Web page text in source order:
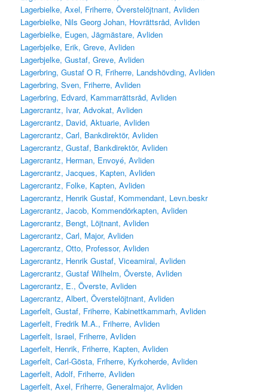
Lagerbielke, Axel, Friherre, Överstelöjtnant, Avliden
Lagerbielke, Nils Georg Johan, Hovrättsråd, Avliden
Lagerbielke, Eugen, Jägmästare, Avliden
Lagerbjelke, Erik, Greve, Avliden
Lagerbjelke, Gustaf, Greve, Avliden
Lagerbring, Gustaf O R, Friherre, Landshövding, Avliden
Lagerbring, Sven, Friherre, Avliden
Lagerbring, Edvard, Kammarrättsråd, Avliden
Lagercrantz, Ivar, Advokat, Avliden
Lagercrantz, David, Aktuarie, Avliden
Lagercrantz, Carl, Bankdirektör, Avliden
Lagercrantz, Gustaf, Bankdirektör, Avliden
Lagercrantz, Herman, Envoyé, Avliden
Lagercrantz, Jacques, Kapten, Avliden
Lagercrantz, Folke, Kapten, Avliden
Lagercrantz, Henrik Gustaf, Kommendant, Levn.beskr
Lagercrantz, Jacob, Kommendörkapten, Avliden
Lagercrantz, Bengt, Löjtnant, Avliden
Lagercrantz, Carl, Major, Avliden
Lagercrantz, Otto, Professor, Avliden
Lagercrantz, Henrik Gustaf, Viceamiral, Avliden
Lagercrantz, Gustaf Wilhelm, Överste, Avliden
Lagercrantz, E., Överste, Avliden
Lagercrantz, Albert, Överstelöjtnant, Avliden
Lagerfelt, Gustaf, Friherre, Kabinettkammarh, Avliden
Lagerfelt, Fredrik M.A., Friherre, Avliden
Lagerfelt, Israel, Friherre, Avliden
Lagerfelt, Henrik, Friherre, Kapten, Avliden
Lagerfelt, Carl-Gösta, Friherre, Kyrkoherde, Avliden
Lagerfelt, Adolf, Friherre, Avliden
Lagerfelt, Axel, Friherre, Generalmajor, Avliden